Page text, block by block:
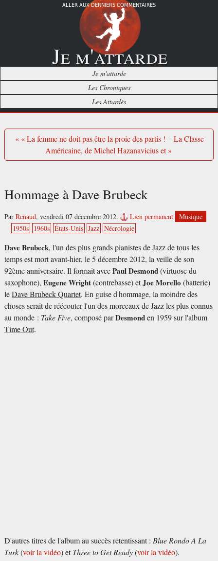
ALLER AUX DERNIERS COMMENTAIRES
Je m'attarde
Je m'attarde
Les Chroniques
Les Attardés
« « La femme ne doit pas être la proie des partis ! - La Classe
Américaine, de Michel Hazanavicius et »
Hommage à Dave Brubeck
Par Renaud, vendredi 07 décembre 2012. Lien permanent
Musique
1950s
1960s États-Unis Jazz Nécrologie
Dave Brubeck, l'un des plus grands pianistes de Jazz de tous les
temps est mort avant-hier, le 5 décembre 2012, la veille de son
92ème anniversaire. Il formait avecPaul Desmond(virtuose du
saxophone), Eugene Wright(contrebasse) etJoe Morello (batterie)
leDave Brubeck Quartet. En guise d'hommage, la moindre des
choses serait de réécouter l'un des morceaux de Jazz les plus connus
au monde : Take Five, composé parDesmonden 1959 sur l'album
Time Out.
D'autres titres de l'album au succès retentissant : Blue Rondo A La
Turk(voir la vidéo) etThree to Get Ready(voir la vidéo).